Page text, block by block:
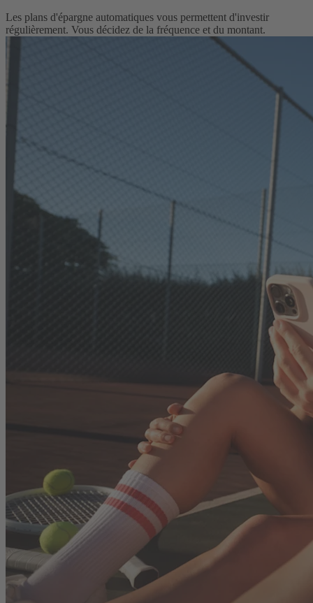
Les plans d'épargne automatiques vous permettent d'investir
régulièrement. Vous décidez de la fréquence et du montant.